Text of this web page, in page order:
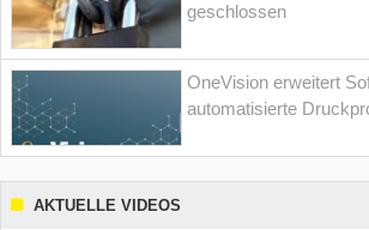
geschlossen
OneVision erweitert
automatisierte
AKTUELLE VIDEOS